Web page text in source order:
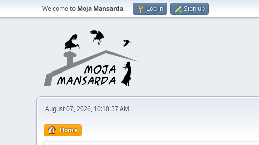
Welcome to Moja Mansarda. Log in Sign up
August 07, 2026, 10:10:57 AM
Home